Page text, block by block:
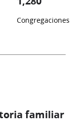
Congregaciones
familiar